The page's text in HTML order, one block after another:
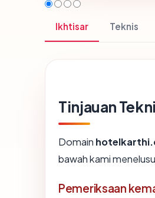
Ikhtisar Teknis
Tinjauan
Domain
bawah kami
Pemeriksaan